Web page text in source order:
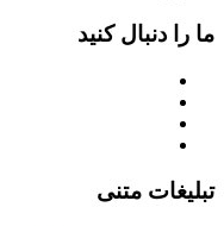
ما را دنبال کنید
تبلیغات متنی